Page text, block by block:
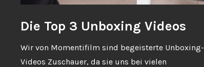
Die Top 3 Unboxing Videos
Wir von Momentifilm sind begeisterte Unboxing-
Videos Zuschauer, da sie uns bei vielen